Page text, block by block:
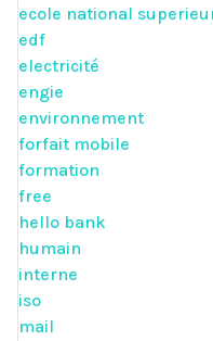
ecole national
edf
electricité
engie
environnement
forfait mobile
formation
free
hello bank
humain
interne
iso
mail